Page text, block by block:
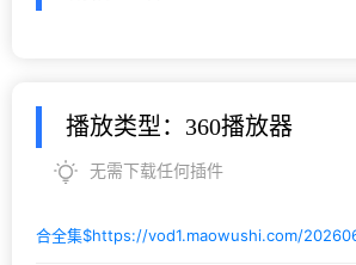
播放类型：360播放器
无需下载任何插件
合全集$https://vod1.maowushi.com/